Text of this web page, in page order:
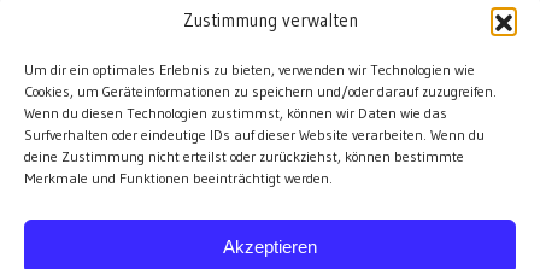
Zustimmung verwalten
Um dir ein optimales Erlebnis zu bieten, verwenden wir Technologien wie
Cookies, um Geräteinformationen zu speichern und/oder darauf zuzugreifen.
Wenn du diesen Technologien zustimmst, können wir Daten wie das
Surfverhalten oder eindeutige IDs auf dieser Website verarbeiten. Wenn du
deine Zustimmung nicht erteilst oder zurückziehst, können bestimmte
Merkmale und Funktionen beeinträchtigt werden.
Akzeptieren
TKG wünscht besinnliches Weihnachtsfest
Fußball WM 2026: „historisch“
Die Wichtigen
alle Artikel